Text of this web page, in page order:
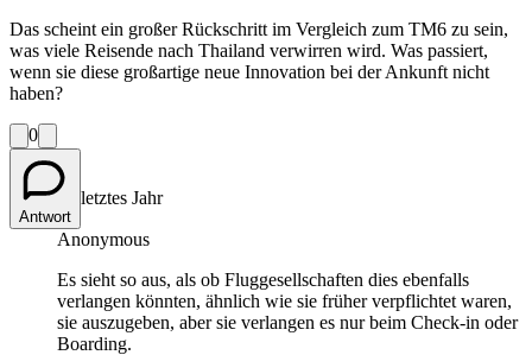
Das scheint ein großer Rückschritt im Vergleich zum TM6 zu sein,
was viele Reisende nach Thailand verwirren wird. Was passiert,
wenn sie diese großartige neue Innovation bei der Ankunft nicht
haben?
0
Antwort
letztes Jahr
Anonymous
Es sieht so aus, als ob Fluggesellschaften dies ebenfalls
verlangen könnten, ähnlich wie sie früher verpflichtet waren,
sie auszugeben, aber sie verlangen es nur beim Check-in oder
Boarding.